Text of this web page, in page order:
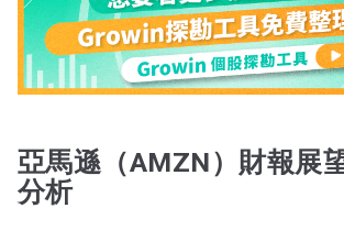
亞馬遜（AMZN）財報展
分析